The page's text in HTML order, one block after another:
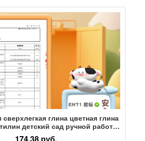
сверхлегкая глина цветная глина
детский сад ручной работы
детские развивающие
174.38 руб.